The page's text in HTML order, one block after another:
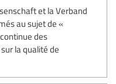
et la Verband
au sujet de «
des
la qualité de